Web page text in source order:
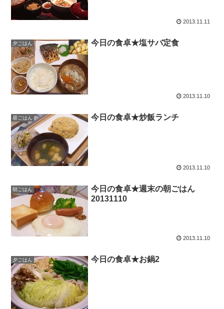
2013.11.11
夕ごはん 今日の食卓★塩サバ定食
2013.11.10
昼ごはん 今日の食卓★炒飯ランチ
2013.11.10
朝ごはん
今日の食卓★週末の朝ごはん
20131110
2013.11.10
夕ごはん 今日の食卓★お鍋2